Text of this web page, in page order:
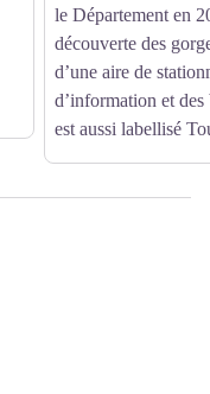
le Département en
découverte des
d’une aire de
d’information et
est aussi labellisé